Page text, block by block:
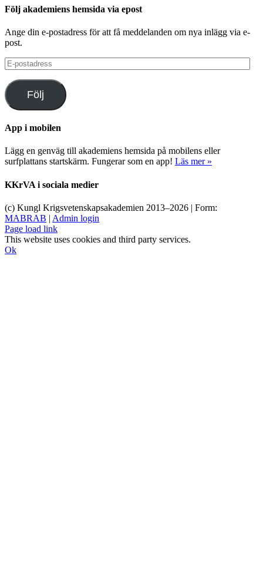
Följ akademiens hemsida via epost
Ange din e-postadress för att få meddelanden om nya inlägg via e-
post.
E-
postadress
Följ
App i mobilen
Lägg en genväg till akademiens hemsida på mobilens eller
surfplattans startskärm. Fungerar som en app! Läs mer »
KKrVA i sociala medier
(c) Kungl Krigsvetenskapsakademien 2013–2026 | Form:
MABRAB | Admin login
Page load link
This website uses cookies and third party services.
Ok